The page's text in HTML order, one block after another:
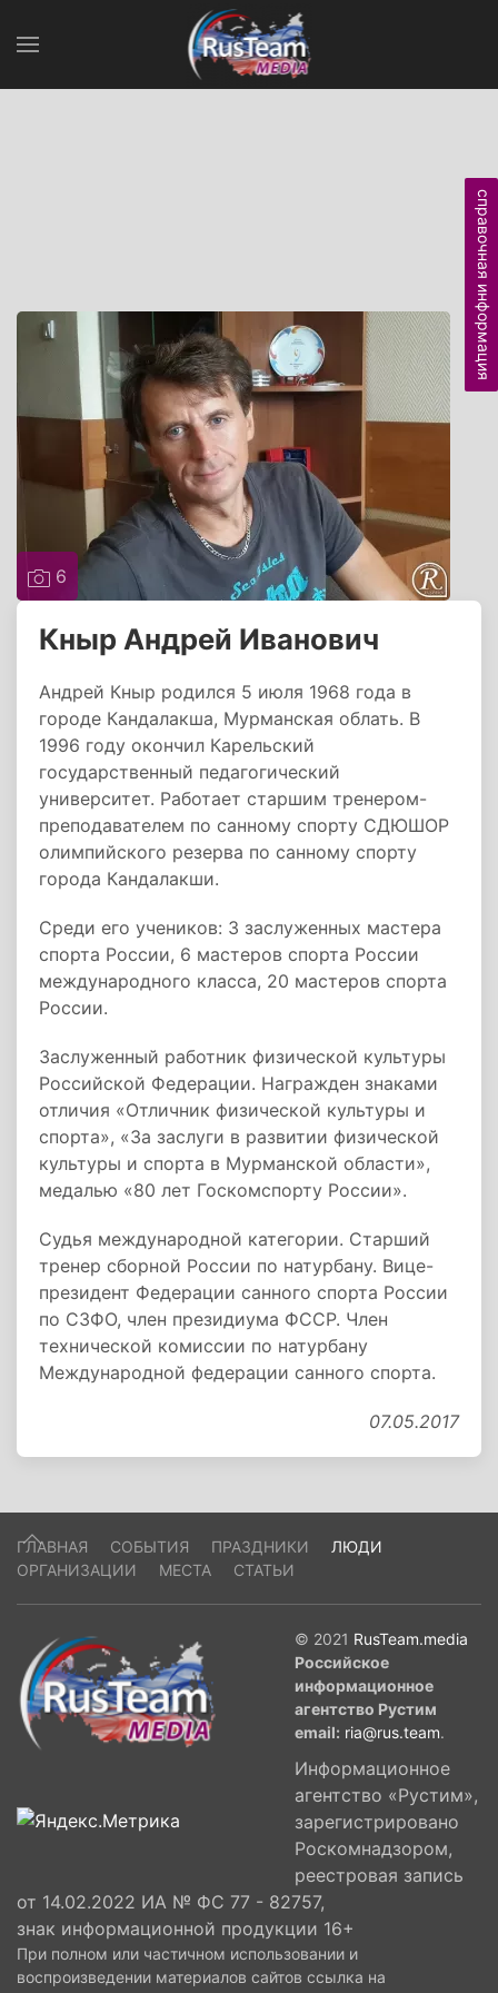
6
Кныр Андрей Иванович
Андрей Кныр родился 5 июля 1968 года в
городе Кандалакша, Мурманская облать. В
1996 году окончил Карельский
государственный педагогический
университет. Работает старшим тренером-
преподавателем по санному спорту СДЮШОР
олимпийского резерва по санному спорту
города Кандалакши.
Среди его учеников: 3 заслуженных мастера
спорта России, 6 мастеров спорта России
международного класса, 20 мастеров спорта
России.
Заслуженный работник физической культуры
Российской Федерации. Награжден знаками
отличия «Отличник физической культуры и
спорта», «За заслуги в развитии физической
культуры и спорта в Мурманской области»,
медалью «80 лет Госкомспорту России».
Судья международной категории. Старший
тренер сборной России по натурбану. Вице-
президент Федерации санного спорта России
по СЗФО, член президиума ФССР. Член
технической комиссии по натурбану
Международной федерации санного спорта.
07.05.2017
справочная информация
ГЛАВНАЯ СОБЫТИЯ ПРАЗДНИКИ
ЛЮДИ
ОРГАНИЗАЦИИ
МЕСТА СТАТЬИ
© 2021 RusTeam.media
Российское
информационное
агентство Рустим
email: ria@rus.team.
Информационное
агентство «Рустим»,
зарегистрировано
Роскомнадзором,
реестровая запись
от 14.02.2022 ИА № ФС 77 - 82757,
знак информационной продукции 16+
При полном или частичном использовании и
воспроизведении материалов сайтов ссылка на